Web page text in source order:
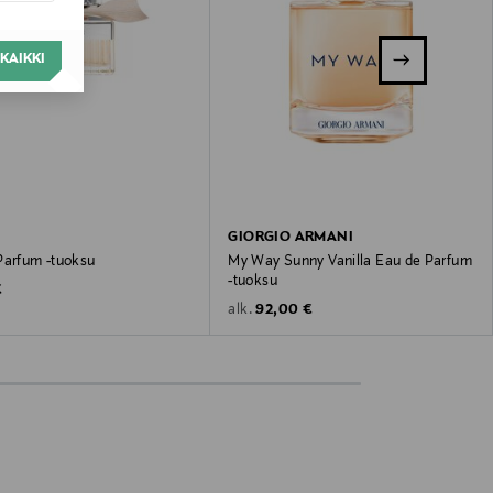
-tuoksu
GIORGIO ARMANI
My Way Sunny Vanilla Eau de Parfum
-tuoksu
alk. Original Price
92,00 €